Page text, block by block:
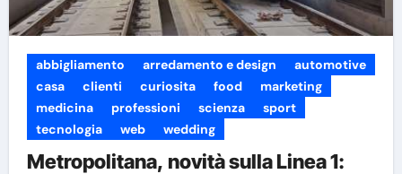
abbigliamento arredamento e design
automotive
casa
clienti curiosita food
marketing
medicina
professioni scienza
sport
tecnologia
web wedding
Metropolitana, novità sulla Linea 1: